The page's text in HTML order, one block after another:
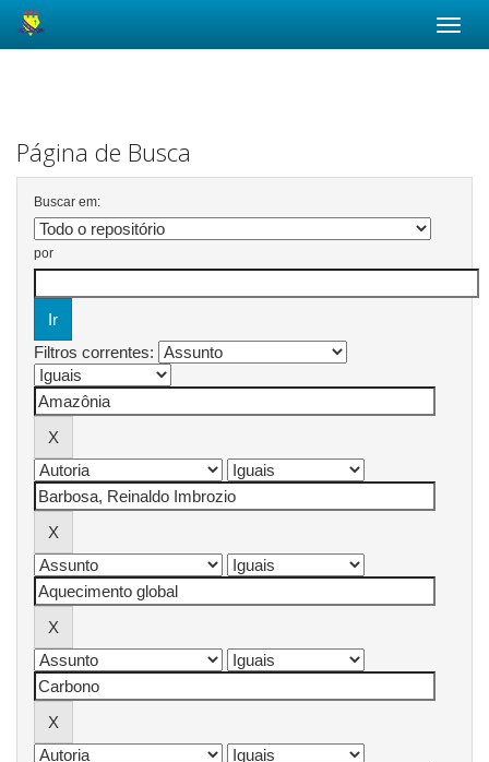
Página de Busca
Buscar em:
por
Filtros correntes: